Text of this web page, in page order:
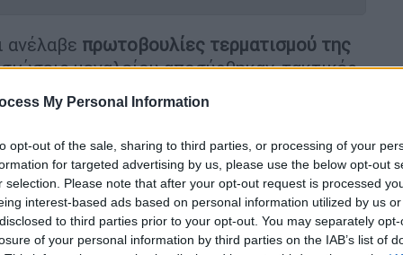
My Personal Information
opt-out of the sale, sharing to third parties, or processing of your
for targeted advertising by us, please use the below opt-out
selection. Please note that after your opt-out request is processed
interest-based ads based on personal information utilized by us
to third parties prior to your opt-out. You may separately
of your personal information by third parties on the IAB’s list of
ανέλαβε πρωτοβουλίες τερματισμού της
μεγαλείου αποσύρθηκαν, τακτικές
Ο νικητής των εκλογών θα προκύψει
όλους παρόντες», τόνισε, ο οποίος
Κασσελάκη.
πολίτεςγια ένα νέο κοινωνικό
και πολιτικοί «μεσσίες» και
Αυτό που χρειάζεται είναι λαϊκές
στις κοινωνικές ανάγκες